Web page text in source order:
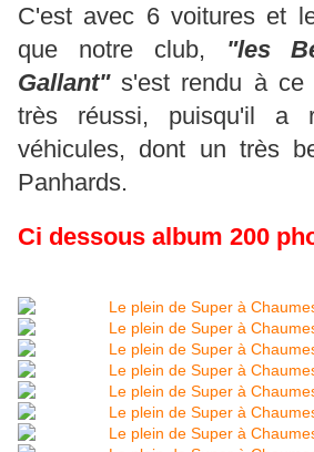
C'est avec 6 voitures et
que notre club, "les
Gallant"s'est rendu à ce
très réussi, puisqu'il a
véhicules, dont un très
Panhards.
Ci dessous album 200